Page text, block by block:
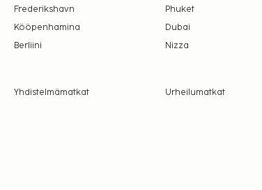
Frederikshavn
Phuket
Kööpenhamina
Dubai
Berliini
Nizza
Yhdistelmämatkat Urheilumatkat